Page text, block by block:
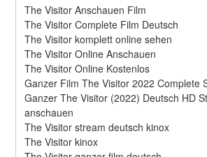
The Visitor Anschauen Film
The Visitor Complete Film Deutsch
The Visitor komplett online sehen
The Visitor Online Anschauen
The Visitor Online Kostenlos
Ganzer Film The Visitor 2022 Complete
Ganzer The Visitor (2022) Deutsch HD
anschauen
The Visitor stream deutsch kinox
The Visitor kinox